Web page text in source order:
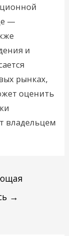
—
и
рынках,
оценить
владельцем
→